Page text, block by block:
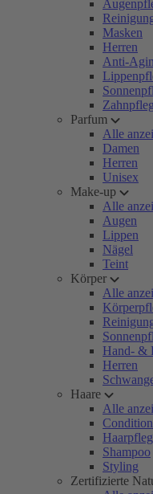
Masken
Herren
Anti-
Parfum
Alle
Damen
Herren
Unisex
Make-up
Alle
Augen
Lippen
Nägel
Teint
Körper
Alle
Hand- &
Herren
Haare
Alle
Shampoo
Styling
Zertifizierte